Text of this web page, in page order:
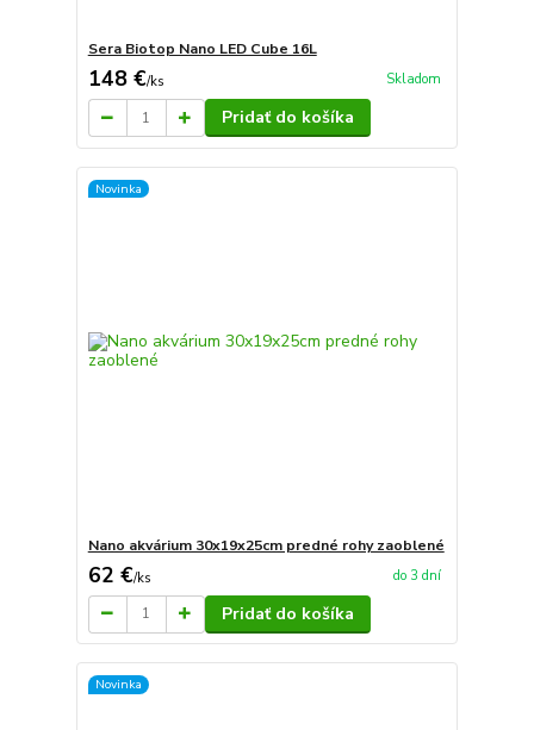
Sera Biotop Nano LED Cube 16L
148 €/ks Skladom
Pridať do košíka
Novinka
Nano akvárium 30x19x25cm predné rohy zaoblené
62 €/ks do 3 dní
Pridať do košíka
Novinka